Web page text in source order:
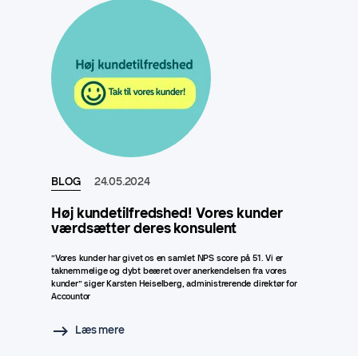
BLOG 24.05.2024
Høj kundetilfredshed! Vores kunder
værdsætter deres konsulent
”Vores kunder har givet os en samlet NPS score på 51. Vi er
taknemmelige og dybt beæret over anerkendelsen fra vores
kunder” siger Karsten Heiselberg, administrerende direktør for
Accountor
Læs mere